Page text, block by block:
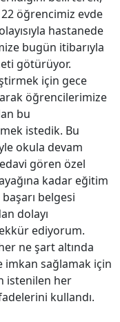
öğrencimiz evde
hastanede
bugün itibarıyla
götürüyor.
için gece
öğrencilerimize
bu
istedik. Bu
okula devam
gören özel
kadar eğitim
belgesi
dolayı
ediyorum.
ne şart altında
imkan sağlamak için
istenilen her
kullandı.